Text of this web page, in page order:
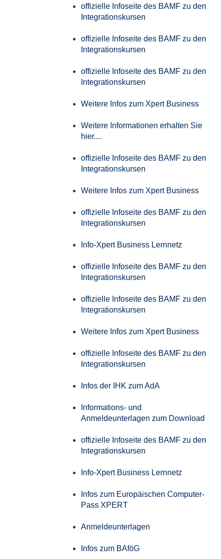
offizielle Infoseite des BAMF zu den
Integrationskursen
offizielle Infoseite des BAMF zu den
Integrationskursen
offizielle Infoseite des BAMF zu den
Integrationskursen
Weitere Infos zum Xpert Business
Weitere Informationen erhalten Sie
hier....
offizielle Infoseite des BAMF zu den
Integrationskursen
Weitere Infos zum Xpert Business
offizielle Infoseite des BAMF zu den
Integrationskursen
Info-Xpert Business Lernnetz
offizielle Infoseite des BAMF zu den
Integrationskursen
offizielle Infoseite des BAMF zu den
Integrationskursen
Weitere Infos zum Xpert Business
offizielle Infoseite des BAMF zu den
Integrationskursen
Infos der IHK zum AdA
Informations- und
Anmeldeunterlagen zum Download
offizielle Infoseite des BAMF zu den
Integrationskursen
Info-Xpert Business Lernnetz
Infos zum Europäischen Computer-
Pass XPERT
Anmeldeunterlagen
Infos zum BAföG